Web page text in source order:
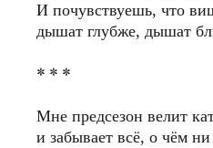
И почувствуешь, что
дышат глубже, дышат
* * *
Мне предсезон велит
и забывает всё, о чём